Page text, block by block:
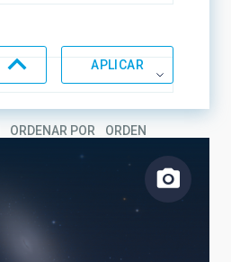
ORDENAR POR ORDEN